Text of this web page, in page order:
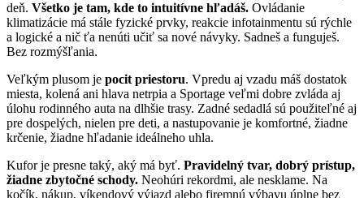
deň. Všetko je tam, kde to intuitívne hľadáš. Ovládanie
klimatizácie má stále fyzické prvky, reakcie infotainmentu sú rýchle
a logické a nič ťa nenúti učiť sa nové návyky. Sadneš a funguješ.
Bez rozmýšľania.
Veľkým plusom je pocit priestoru. Vpredu aj vzadu máš dostatok
miesta, kolená ani hlava netrpia a Sportage veľmi dobre zvláda aj
úlohu rodinného auta na dlhšie trasy. Zadné sedadlá sú použiteľné aj
pre dospelých, nielen pre deti, a nastupovanie je komfortné, žiadne
krčenie, žiadne hľadanie ideálneho uhla.
Kufor je presne taký, aký má byť. Pravidelný tvar, dobrý prístup,
žiadne zbytočné schody. Neohúri rekordmi, ale nesklame. Na
kočík, nákup, víkendový výjazd alebo firemnú výbavu úplne bez